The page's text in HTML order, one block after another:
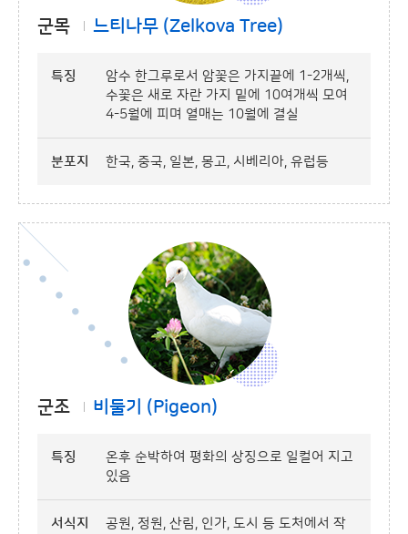
군목 느티나무 (Zelkova Tree)
특징
암수 한그루로서 암꽃은 가지끝에 1-2개씩,
수꽃은 새로 자란 가지 밑에 10여개씩 모여
4-5월에 피며 열매는 10월에 결실
분포지 한국, 중국, 일본, 몽고, 시베리아, 유럽등
군조 비둘기 (Pigeon)
특징
온후 순박하여 평화의 상징으로 일컬어 지고
있음
서식지
공원, 정원, 산림, 인가, 도시 등 도처에서 작